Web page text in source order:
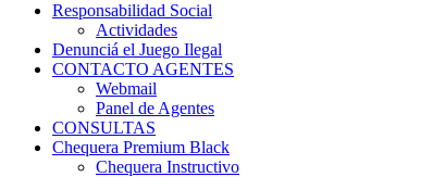
Responsabilidad Social
Actividades
Denunciá el Juego Ilegal
CONTACTO AGENTES
Webmail
Panel de Agentes
CONSULTAS
Chequera Premium Black
Chequera Instructivo